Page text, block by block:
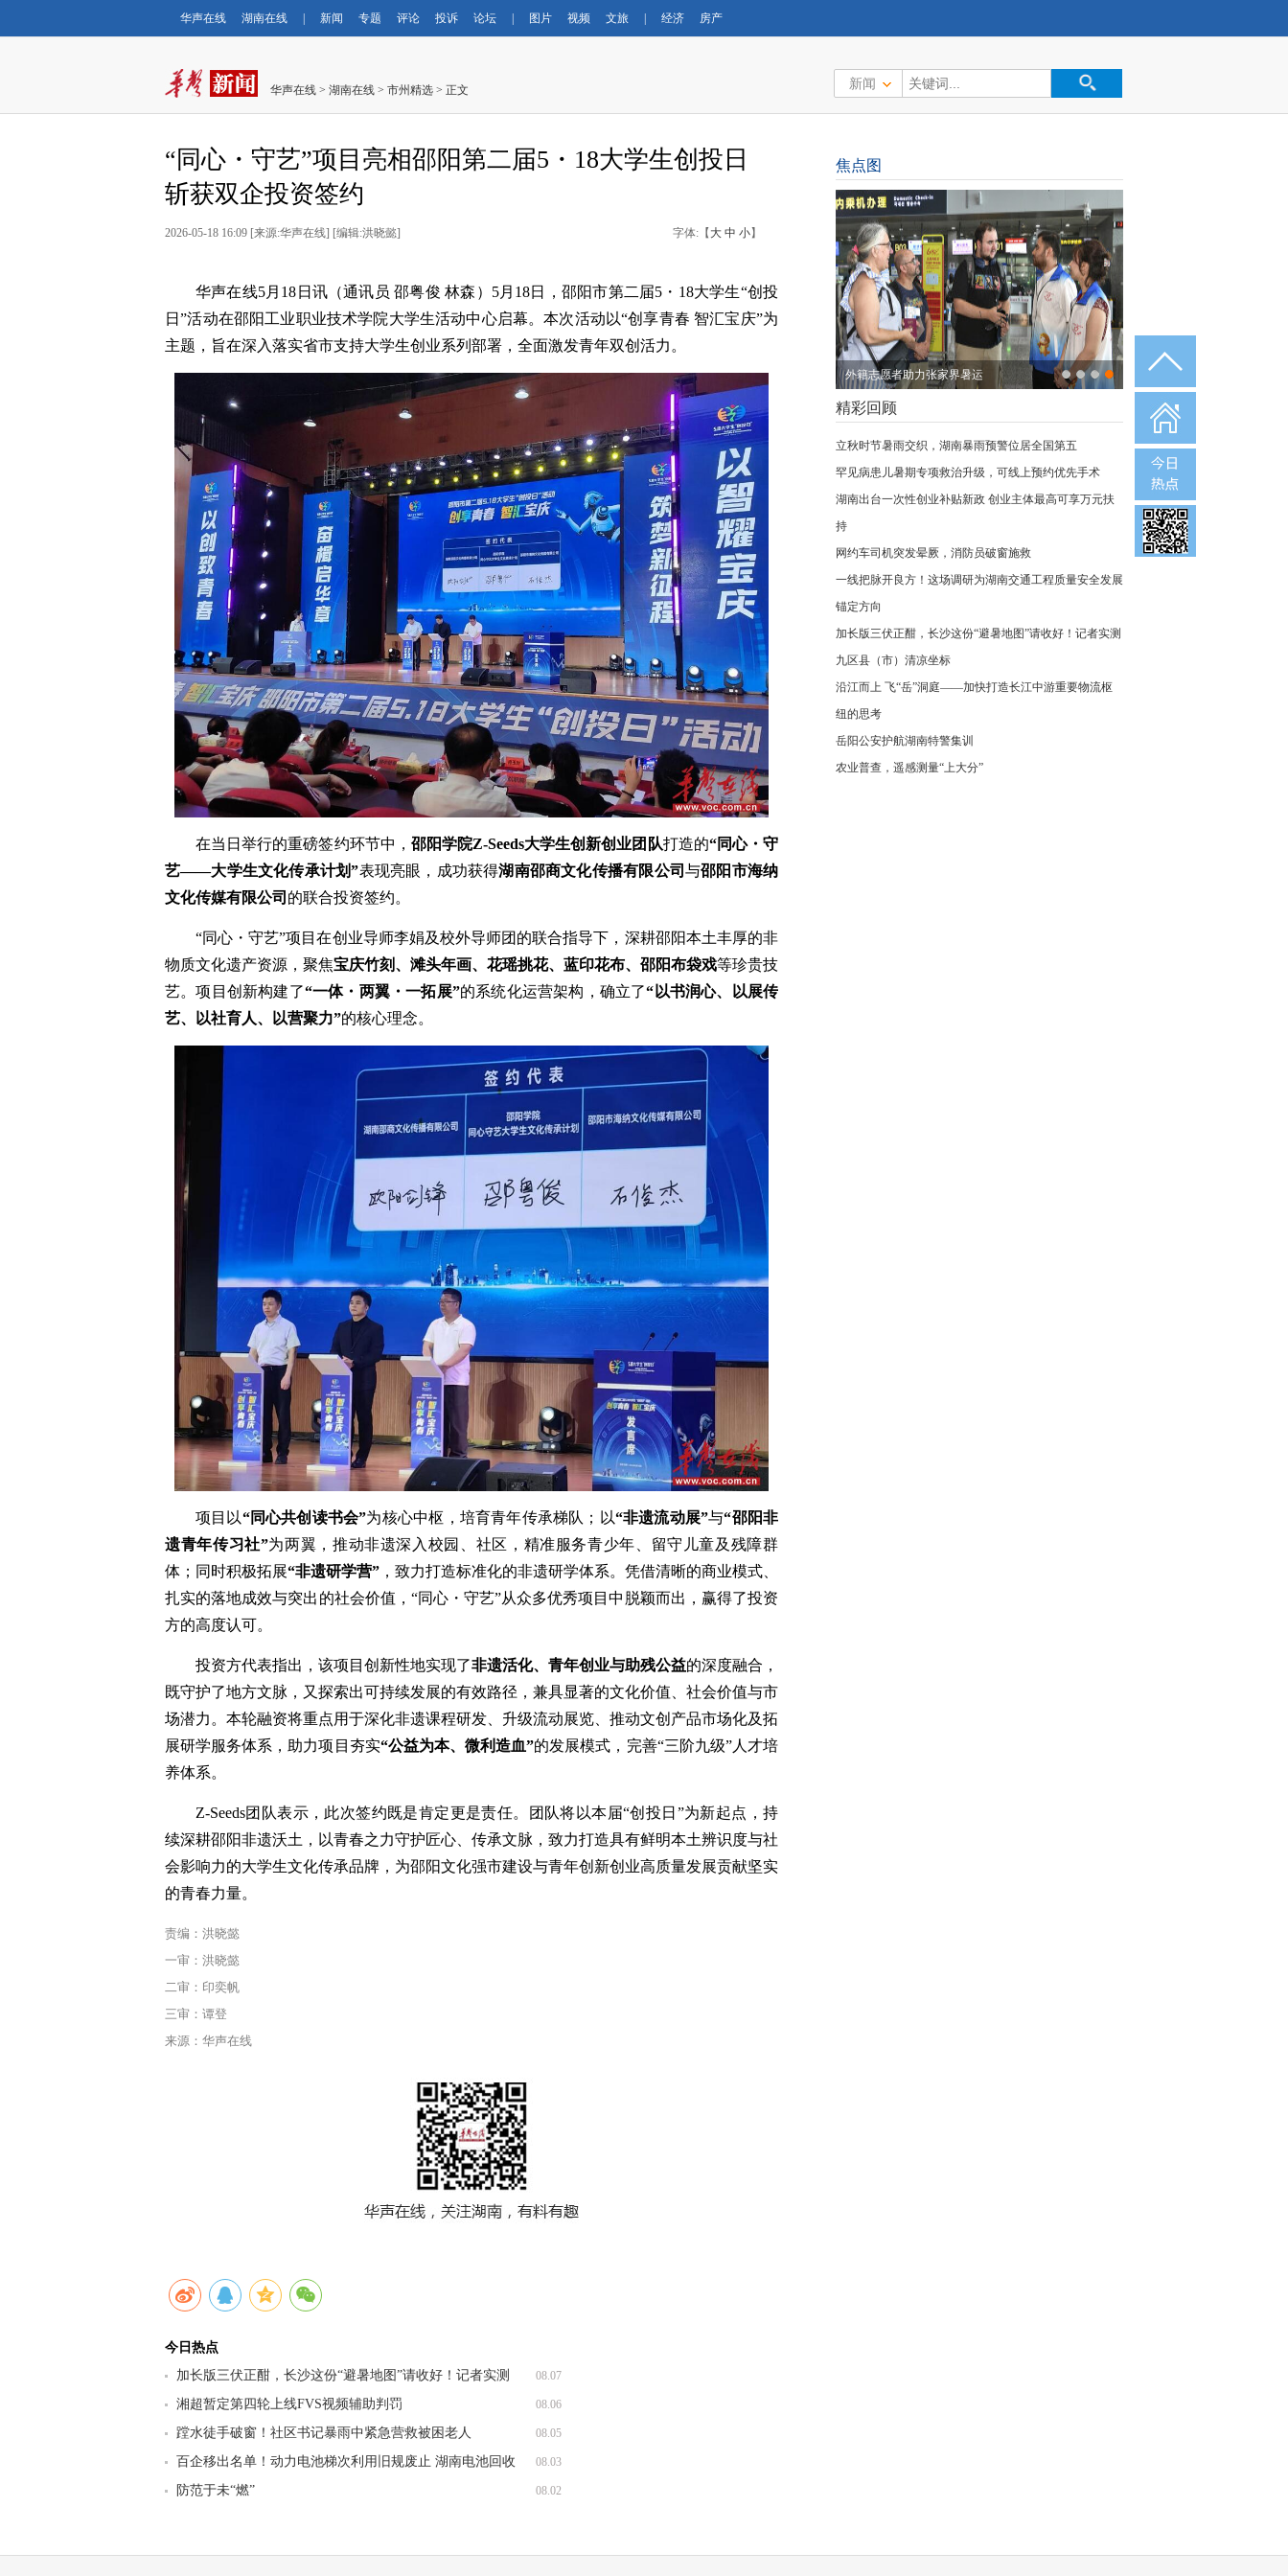
华声在线 湖南在线 新闻 专题 评论 投诉 论坛 图片 视频 文旅 经济 房产
华声在线 > 湖南在线 > 市州精选 > 正文 新闻
“同心・守艺”项目亮相邵阳第二届5・18大学生创投日
斩获双企投资签约
2026-05-18 16:09 [来源:华声在线] [编辑:洪晓懿] 字体:【 大 中 小】
华声在线5月18日讯（通讯员 邵粤俊 林森）5月18日，邵阳市第二届5・18大学生“创投
日”活动在邵阳工业职业技术学院大学生活动中心启幕。本次活动以“创享青春 智汇宝庆”为
主题，旨在深入落实省市支持大学生创业系列部署，全面激发青年双创活力。
在当日举行的重磅签约环节中， 邵阳学院Z-Seeds大学生创新创业团队打造的“同心・守
艺——大学生文化传承计划”表现亮眼，成功获得湖南邵商文化传播有限公司 与邵阳市海纳
文化传媒有限公司 的联合投资签约。
“同心・守艺”项目在创业导师李娟及校外导师团的联合指导下，深耕邵阳本土丰厚的非
物质文化遗产资源，聚焦宝庆竹刻、滩头年画、花瑶挑花、蓝印花布、邵阳布袋戏等珍贵技
艺。项目创新构建了“一体・两翼・一拓展”的系统化运营架构，确立了“以书润心、以展传
艺、以社育人、以营聚力”的核心理念。
项目以“同心共创读书会”为核心中枢，培育青年传承梯队；以“非遗流动展”与“邵阳非
遗青年传习社”为两翼，推动非遗深入校园、社区，精准服务青少年、留守儿童及残障群
体；同时积极拓展“非遗研学营” ，致力打造标准化的非遗研学体系。凭借清晰的商业模式、
扎实的落地成效与突出的社会价值，“同心・守艺”从众多优秀项目中脱颖而出，赢得了投资
方的高度认可。
投资方代表指出，该项目创新性地实现了非遗活化、青年创业与助残公益的深度融合，
既守护了地方文脉，又探索出可持续发展的有效路径，兼具显著的文化价值、社会价值与市
场潜力。本轮融资将重点用于深化非遗课程研发、升级流动展览、推动文创产品市场化及拓
展研学服务体系，助力项目夯实“公益为本、微利造血”的发展模式，完善“三阶九级”人才培
养体系。
Z-Seeds团队表示，此次签约既是肯定更是责任。团队将以本届“创投日”为新起点，持
续深耕邵阳非遗沃土，以青春之力守护匠心、传承文脉，致力打造具有鲜明本土辨识度与社
会影响力的大学生文化传承品牌，为邵阳文化强市建设与青年创新创业高质量发展贡献坚实
的青春力量。
责编：洪晓懿
一审：洪晓懿
二审：印奕帆
三审：谭登
来源：华声在线
今日热点
加长版三伏正酣，长沙这份“避暑地图”请收好！记者实测
九区县（市）清凉坐标
08.07
湘超暂定第四轮上线FVS视频辅助判罚 08.06
蹚水徒手破窗！社区书记暴雨中紧急营救被困老人 08.05
百企移出名单！动力电池梯次利用旧规废止 湖南电池回收
行业迎来强监管洗牌
08.03
防范于未“燃” 08.02
焦点图
外籍志愿者助力张家界暑运
精彩回顾
立秋时节暑雨交织，湖南暴雨预警位居全国第五
罕见病患儿暑期专项救治升级，可线上预约优先手术
湖南出台一次性创业补贴新政 创业主体最高可享万元扶
持
网约车司机突发晕厥，消防员破窗施救
一线把脉开良方！这场调研为湖南交通工程质量安全发展
锚定方向
加长版三伏正酣，长沙这份“避暑地图”请收好！记者实测
九区县（市）清凉坐标
沿江而上 飞“岳”洞庭——加快打造长江中游重要物流枢
纽的思考
岳阳公安护航湖南特警集训
农业普查，遥感测量“上大分”